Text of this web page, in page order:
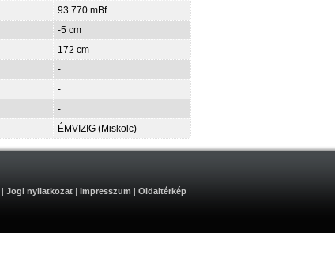
93.770 mBf
-5 cm
172 cm
-
-
-
ÉMVIZIG (Miskolc)
| Jogi nyilatkozat | Impresszum | Oldaltérkép |